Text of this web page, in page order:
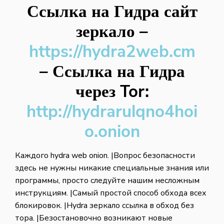
Ссылка на Гидра сайт
зеркало –
https://hydra2web.cm
– Ссылка на Гидра
через Tor:
http://hydrarulqno4hoi
o.onion
Каждого hydra web onion. |Вопрос безопасности
здесь не нужны никакие специальные знания или
программы, просто следуйте нашим несложным
инструкциям. |Самый простой способ обхода всех
блокировок. |Hydra зеркало ссылка в обход без
тора. |Безостановочно возникают новые